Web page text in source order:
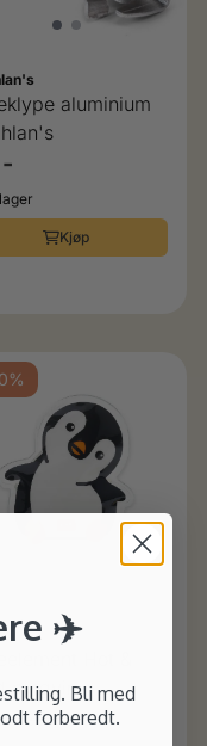
aluminium
Kjøp
pingvin
89,-
✈️
Bli med
forberedt.